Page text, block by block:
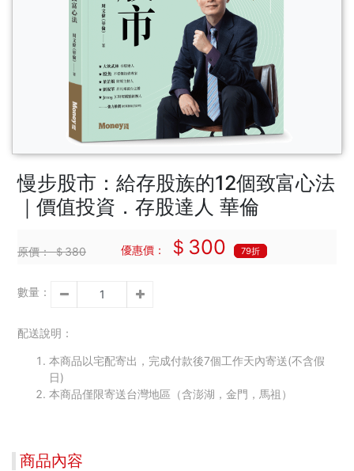
慢步股市：給存股族的12個致富心法
｜價值投資．存股達人 華倫
原價：＄380 優惠價： ＄300 79折
數量：
配送說明：
本商品以宅配寄出，完成付款後7個工作天內寄送(不含假
日)
本商品僅限寄送台灣地區（含澎湖，金門，馬祖）
商品內容